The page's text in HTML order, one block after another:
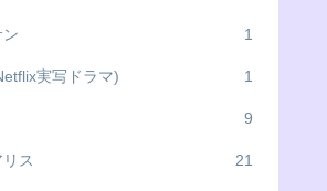
ン 1
実写ドラマ) 1
9
ス 21